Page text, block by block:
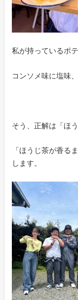
私が持っているポ
コンソメ味に塩味
そう、正解は「ほ
「ほうじ茶が香る
します。